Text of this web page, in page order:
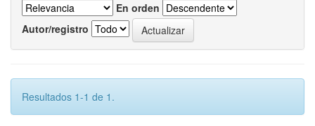
En orden
Autor/registro
Resultados 1-1 de 1.